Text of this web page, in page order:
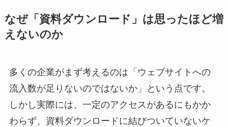
なぜ「資料ダウンロード」は思ったほど増
えないのか
多くの企業がまず考えるのは「ウェブサイトへの
流入数が足りないのではないか」という点です。
しかし実際には、一定のアクセスがあるにもかか
わらず、資料ダウンロードに結びついていないケ